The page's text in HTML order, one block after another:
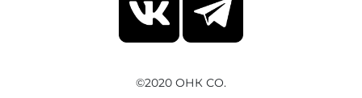
©2020 ОНК СО.